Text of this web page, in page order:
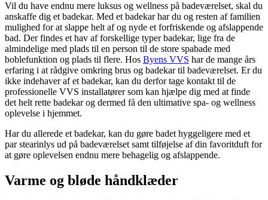
Vil du have endnu mere luksus og wellness på badeværelset, skal du
anskaffe dig et badekar. Med et badekar har du og resten af familien
mulighed for at slappe helt af og nyde et forfriskende og afslappende
bad. Der findes et hav af forskellige typer badekar, lige fra de
almindelige med plads til en person til de store spabade med
boblefunktion og plads til flere. Hos Byens VVS har de mange års
erfaring i at rådgive omkring brus og badekar til badeværelset. Er du
ikke indehaver af et badekar, kan du derfor tage kontakt til de
professionelle VVS installatører som kan hjælpe dig med at finde
det helt rette badekar og dermed få den ultimative spa- og wellness
oplevelse i hjemmet.
Har du allerede et badekar, kan du gøre badet hyggeligere med et
par stearinlys ud på badeværelset samt tilføjelse af din favoritduft for
at gøre oplevelsen endnu mere behagelig og afslappende.
Varme og bløde håndklæder